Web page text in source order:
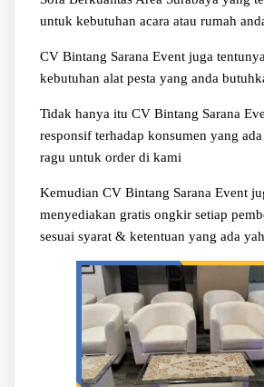
untuk kebutuhan acara atau rumah
CV Bintang Sarana Event juga
kebutuhan alat pesta yang anda
Tidak hanya itu CV Bintang Sarana
responsif terhadap konsumen yang
ragu untuk order di kami
Kemudian CV Bintang Sarana Event
menyediakan gratis ongkir setiap
sesuai syarat & ketentuan yang ada